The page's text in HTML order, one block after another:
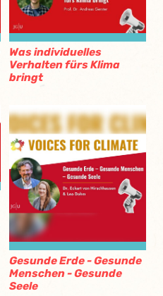
Was individuelles
Verhalten fürs Klima
bringt
Gesunde Erde - Gesunde
Menschen - Gesunde
Seele